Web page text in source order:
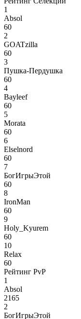
1
Absol
60
2
GOATzilla
60
3
Пушка-Пердушка
60
4
Bayleef
60
5
Morata
60
6
Elselnord
60
7
БогИгрыЭтой
60
8
IronMan
60
9
Holy_Kyurem
60
10
Relax
60
Рейтинг PvP
1
Absol
2165
2
БогИгрыЭтой